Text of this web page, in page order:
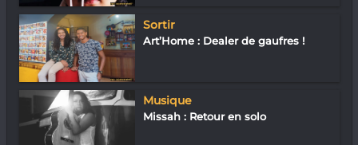
Sortir
Art’Home : Dealer de gaufres !
Musique
Missah : Retour en solo